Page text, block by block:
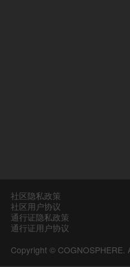
社区隐私政策
社区用户协议
通行证隐私政策
通行证用户协议
Copyright © COGNOSPHERE.